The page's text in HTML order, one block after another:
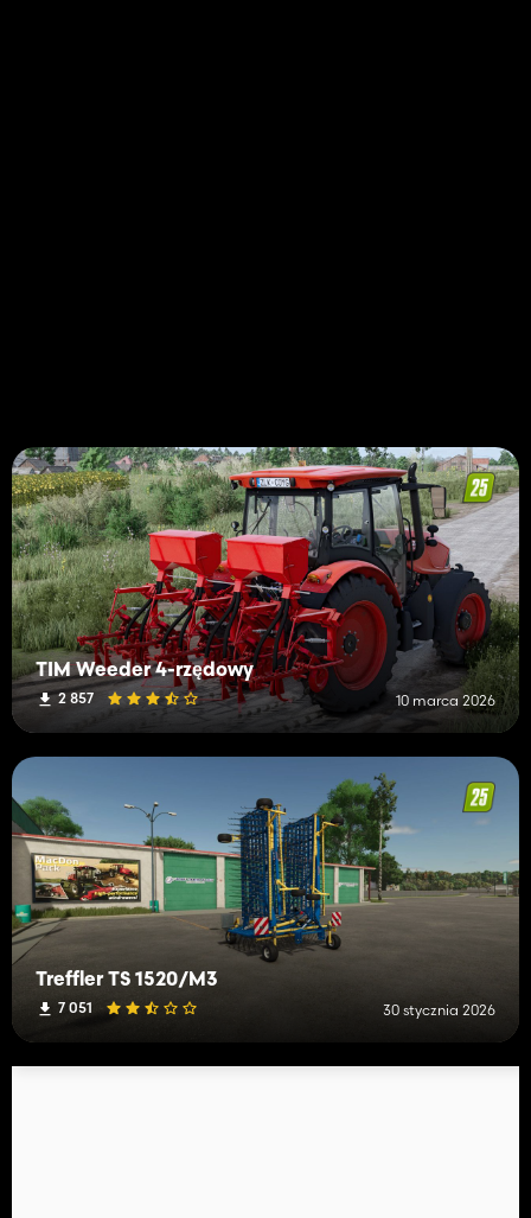
TIM Weeder 4-rzędowy
2 857 10 marca 2026
Treffler TS 1520/M3
7 051 30 stycznia 2026